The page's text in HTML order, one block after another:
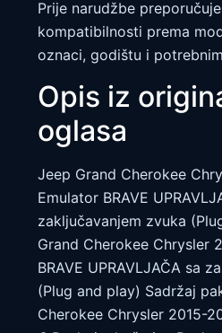
Prije narudžbe
kompatibilnosti prema
oznaci, godištu i
Opis iz
oglasa
Jeep Grand Cherokee
Emulator BRAVE
zaključavanjem zvuka
Grand Cherokee Chrysler
BRAVE UPRAVLJAČA sa
(Plug and play) Sadržaj
Cherokee Chrysler 2015-